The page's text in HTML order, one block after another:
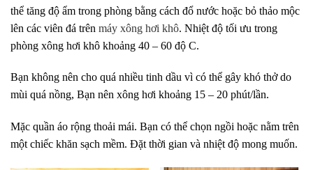
thể tăng độ ẩm trong phòng bằng cách đổ nước hoặc bỏ thảo mộc
lên các viên đá trên máy xông hơi khô. Nhiệt độ tối ưu trong
phòng xông hơi khô khoảng 40 – 60 độ C.
Bạn không nên cho quá nhiều tinh dầu vì có thể gây khó thở do
mùi quá nồng, Bạn nên xông hơi khoảng 15 – 20 phút/lần.
Mặc quần áo rộng thoải mái. Bạn có thể chọn ngồi hoặc nằm trên
một chiếc khăn sạch mềm. Đặt thời gian và nhiệt độ mong muốn.